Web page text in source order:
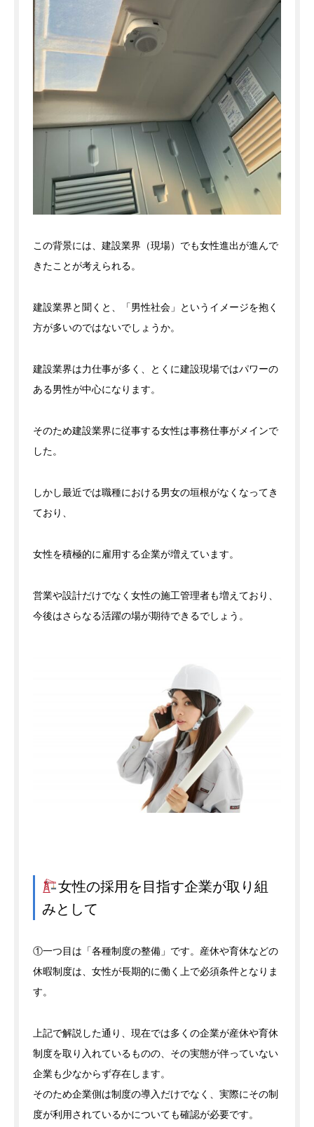
この背景には、建設業界（現場）でも女性進出が進んで
きたことが考えられる。
建設業界と聞くと、「男性社会」というイメージを抱く
方が多いのではないでしょうか。
建設業界は力仕事が多く、とくに建設現場ではパワーの
ある男性が中心になります。
そのため建設業界に従事する女性は事務仕事がメインで
した。
しかし最近では職種における男女の垣根がなくなってき
ており、
女性を積極的に雇用する企業が増えています。
営業や設計だけでなく女性の施工管理者も増えており、
今後はさらなる活躍の場が期待できるでしょう。
女性の採用を目指す企業が取り組
みとして
①一つ目は「各種制度の整備」です。産休や育休などの
休暇制度は、女性が長期的に働く上で必須条件となりま
す。
上記で解説した通り、現在では多くの企業が産休や育休
制度を取り入れているものの、その実態が伴っていない
企業も少なからず存在します。
そのため企業側は制度の導入だけでなく、実際にその制
度が利用されているかについても確認が必要です。